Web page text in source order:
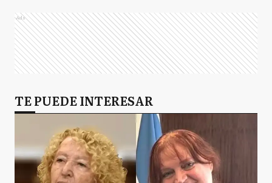
Ads
TE PUEDE INTERESAR